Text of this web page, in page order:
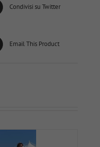
Condivisi su Twitter
Email This Product